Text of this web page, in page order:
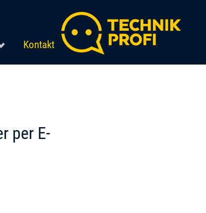
Kontakt
per E-